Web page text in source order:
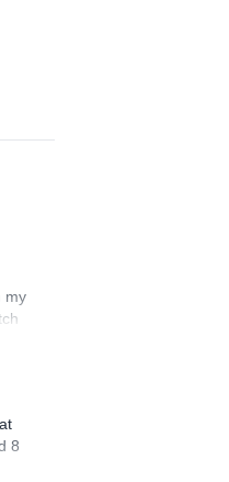
my
8